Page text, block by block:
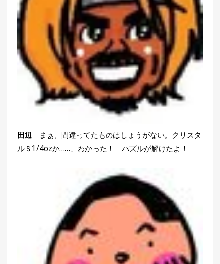
田辺 まぁ、間違ってたものはしょうがない。クリスタ
ルＳ1/4ozか……、わかった！ パズルが解けたよ！